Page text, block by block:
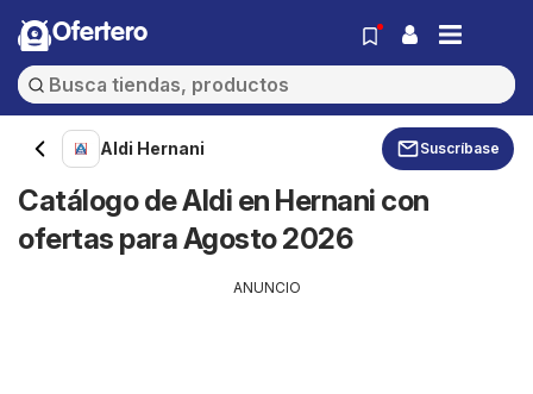
Ofertero
Aldi Hernani Suscríbase
Catálogo de Aldi en Hernani con
ofertas para Agosto 2026
ANUNCIO